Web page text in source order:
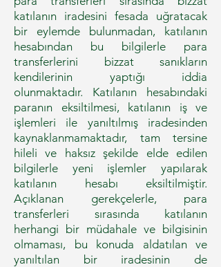
katılanın iradesini fesada uğratacak
bir eylemde bulunmadan, katılanın
hesabından bu bilgilerle para
transferlerini bizzat sanıkların
kendilerinin yaptığı iddia
olunmaktadır. Katılanın hesabındaki
paranın eksiltilmesi, katılanın iş ve
işlemleri ile yanıltılmış iradesinden
kaynaklanmamaktadır, tam tersine
hileli ve haksız şekilde elde edilen
bilgilerle yeni işlemler yapılarak
katılanın hesabı eksiltilmiştir.
Açıklanan gerekçelerle, para
transferleri sırasında katılanın
herhangi bir müdahale ve bilgisinin
olmaması, bu konuda aldatılan ve
yanıltılan bir iradesinin de